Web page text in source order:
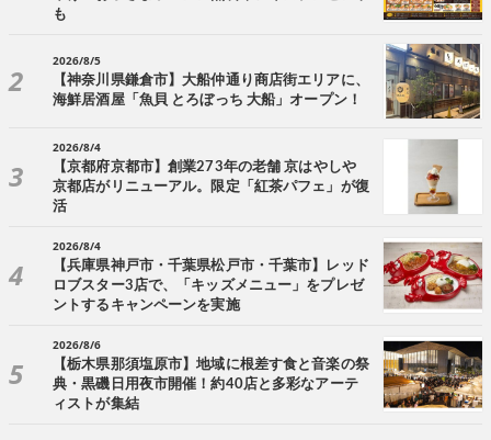
も
2026/8/5
【神奈川県鎌倉市】大船仲通り商店街エリアに、
海鮮居酒屋「魚貝 とろぼっち 大船」オープン！
2026/8/4
【京都府京都市】創業273年の老舗 京はやしや
京都店がリニューアル。限定「紅茶パフェ」が復
活
2026/8/4
【兵庫県神戸市・千葉県松戸市・千葉市】レッド
ロブスター3店で、「キッズメニュー」をプレゼ
ントするキャンペーンを実施
2026/8/6
【栃木県那須塩原市】地域に根差す食と音楽の祭
典・黒磯日用夜市開催！約40店と多彩なアーテ
ィストが集結